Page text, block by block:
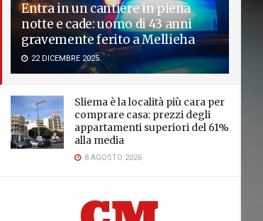
Entra in un cantiere in piena
notte e cade: uomo di 43 anni
gravemente ferito a Mellieha
22 DICEMBRE 2025
Sliema è la località più cara per
comprare casa: prezzi degli
appartamenti superiori del 61%
alla media
8 AGOSTO 2026